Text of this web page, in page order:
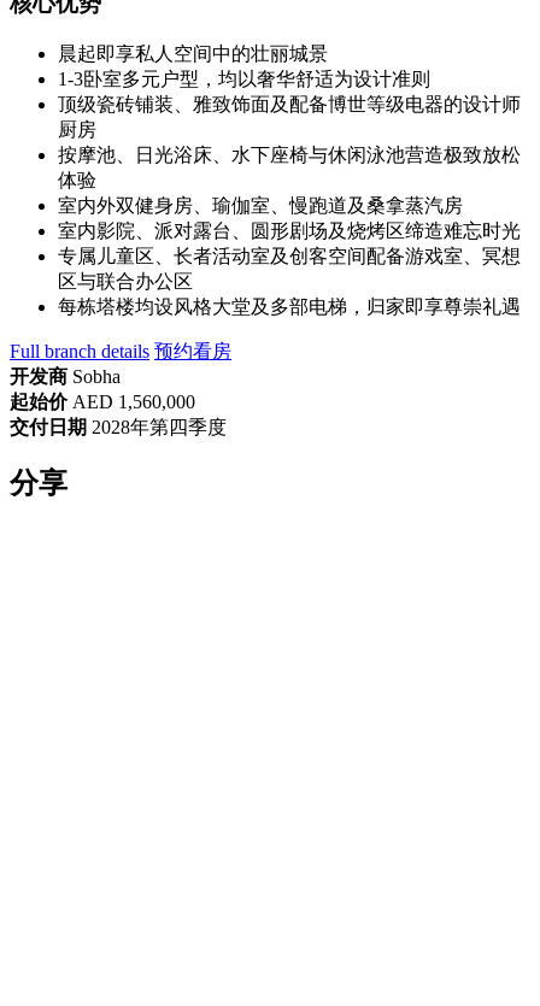
晨起即享私人空间中的壮丽城景
1-3卧室多元户型，均以奢华舒适为设计准则
顶级瓷砖铺装、雅致饰面及配备博世等级电器的设计师
厨房
按摩池、日光浴床、水下座椅与休闲泳池营造极致放松
体验
室内外双健身房、瑜伽室、慢跑道及桑拿蒸汽房
室内影院、派对露台、圆形剧场及烧烤区缔造难忘时光
专属儿童区、长者活动室及创客空间配备游戏室、冥想
区与联合办公区
每栋塔楼均设风格大堂及多部电梯，归家即享尊崇礼遇
Full branch details 预约看房
开发商 Sobha
起始价AED 1,560,000
交付日期 2028年第四季度
分享